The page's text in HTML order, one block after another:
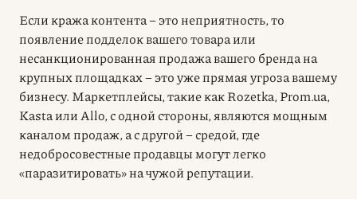
Если кража контента – это неприятность, то
появление подделок вашего товара или
несанкционированная продажа вашего бренда на
крупных площадках – это уже прямая угроза вашему
бизнесу. Маркетплейсы, такие как Rozetka, Prom.ua,
Kasta или Allo, с одной стороны, являются мощным
каналом продаж, а с другой – средой, где
недобросовестные продавцы могут легко
«паразитировать» на чужой репутации.